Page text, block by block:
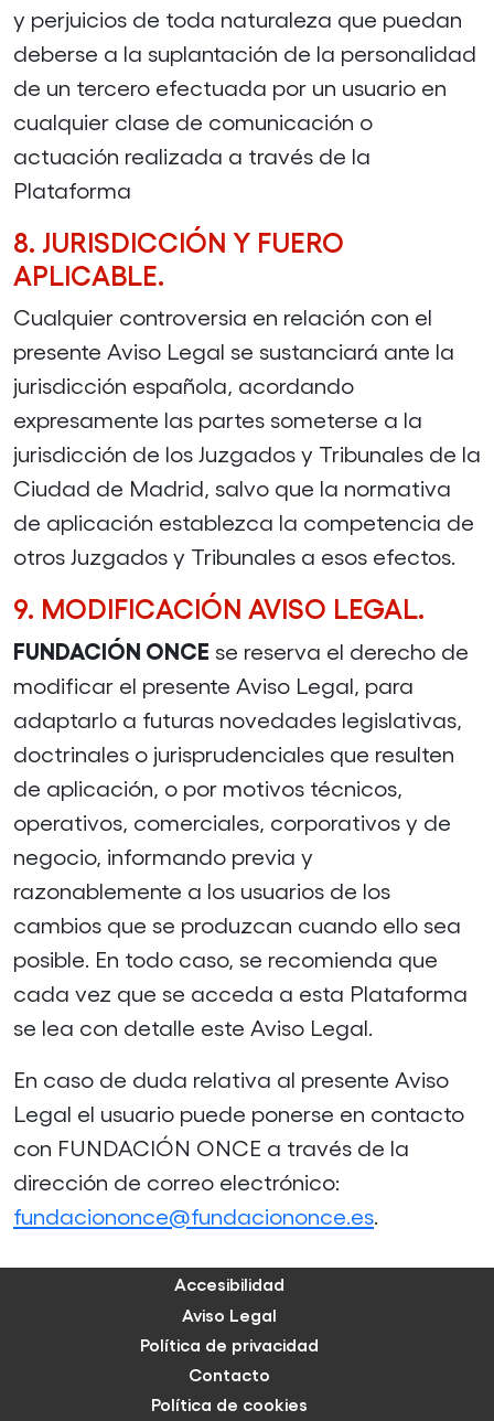
y perjuicios de toda naturaleza que puedan
deberse a la suplantación de la personalidad
de un tercero efectuada por un usuario en
cualquier clase de comunicación o
actuación realizada a través de la
Plataforma
8. JURISDICCIÓN Y FUERO
APLICABLE.
Cualquier controversia en relación con el
presente Aviso Legal se sustanciará ante la
jurisdicción española, acordando
expresamente las partes someterse a la
jurisdicción de los Juzgados y Tribunales de la
Ciudad de Madrid, salvo que la normativa
de aplicación establezca la competencia de
otros Juzgados y Tribunales a esos efectos.
9. MODIFICACIÓN AVISO LEGAL.
FUNDACIÓN ONCE se reserva el derecho de
modificar el presente Aviso Legal, para
adaptarlo a futuras novedades legislativas,
doctrinales o jurisprudenciales que resulten
de aplicación, o por motivos técnicos,
operativos, comerciales, corporativos y de
negocio, informando previa y
razonablemente a los usuarios de los
cambios que se produzcan cuando ello sea
posible. En todo caso, se recomienda que
cada vez que se acceda a esta Plataforma
se lea con detalle este Aviso Legal.
En caso de duda relativa al presente Aviso
Legal el usuario puede ponerse en contacto
con FUNDACIÓN ONCE a través de la
dirección de correo electrónico:
fundaciononce@fundaciononce.es.
Accesibilidad
Aviso Legal
Política de privacidad
Contacto
Política de cookies